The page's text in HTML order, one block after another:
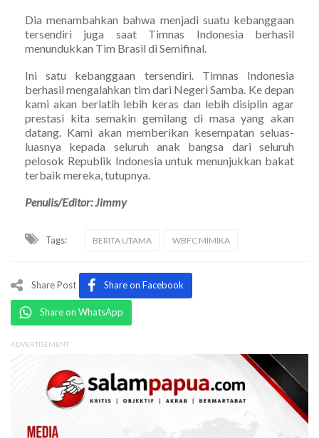
Dia menambahkan bahwa menjadi suatu kebanggaan
tersendiri juga saat Timnas Indonesia berhasil
menundukkan Tim Brasil di Semifinal.
Ini satu kebanggaan tersendiri. Timnas Indonesia
berhasil mengalahkan tim dari Negeri Samba. Ke depan
kami akan berlatih lebih keras dan lebih disiplin agar
prestasi kita semakin gemilang di masa yang akan
datang. Kami akan memberikan kesempatan seluas-
luasnya kepada seluruh anak bangsa dari seluruh
pelosok Republik Indonesia untuk menunjukkan bakat
terbaik mereka, tutupnya.
Penulis/Editor: Jimmy
Tags: BERITA UTAMA WBFC MIMIKA
Share Post Share on Facebook
Share on WhatsApp
ADVERTISEMENT